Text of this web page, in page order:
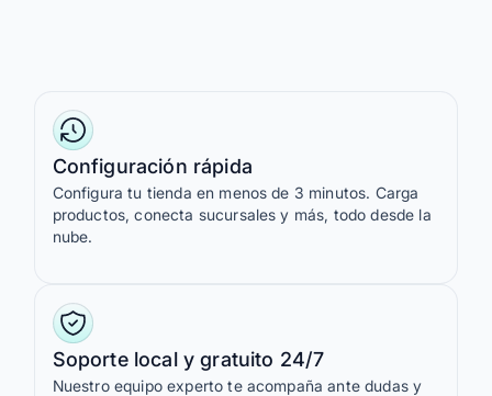
Configuración rápida
Configura tu tienda en menos de 3 minutos. Carga
productos, conecta sucursales y más, todo desde la
nube.
Soporte local y gratuito 24/7
Nuestro equipo experto te acompaña ante dudas y